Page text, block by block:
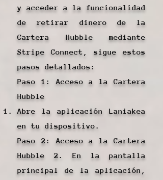
y acceder a la funcionalidad
de retirar dinero de la
Cartera Hubble mediante
Stripe Connect, sigue estos
pasos detallados:
Paso 1: Acceso a la Cartera
Hubble
Abre la aplicación Laniakea
en tu dispositivo.
Paso 2: Acceso a la Cartera
Hubble 2. En la pantalla
principal de la aplicación,